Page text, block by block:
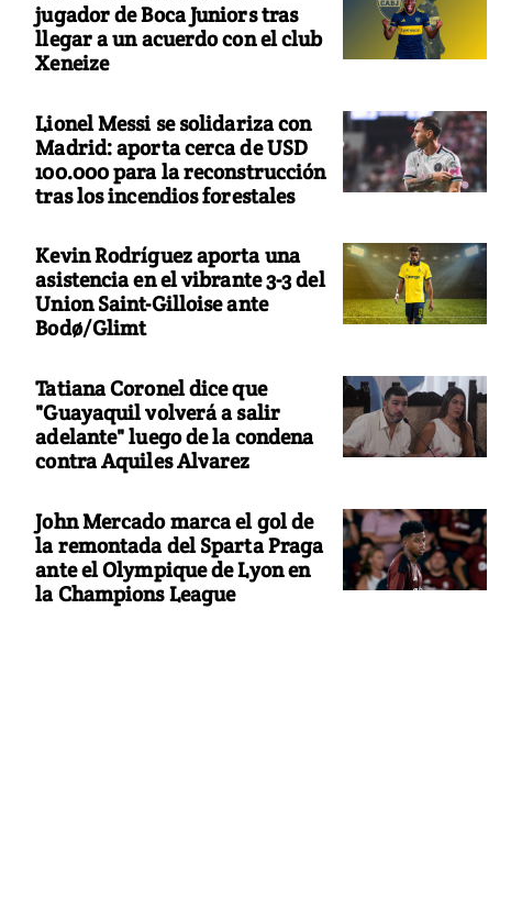
jugador de Boca Juniors tras
llegar a un acuerdo con el club
Xeneize
Lionel Messi se solidariza con
Madrid: aporta cerca de USD
100.000 para la reconstrucción
tras los incendios forestales
Kevin Rodríguez aporta una
asistencia en el vibrante 3-3 del
Union Saint-Gilloise ante
Bodø/Glimt
Tatiana Coronel dice que
"Guayaquil volverá a salir
adelante" luego de la condena
contra Aquiles Alvarez
John Mercado marca el gol de
la remontada del Sparta Praga
ante el Olympique de Lyon en
la Champions League